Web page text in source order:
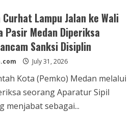
Lampu Jalan ke Wali
Pasir Medan Diperiksa
Sanksi Disiplin
July 31, 2026
Kota (Pemko) Medan melalui
seorang Aparatur Sipil
menjabat sebagai...